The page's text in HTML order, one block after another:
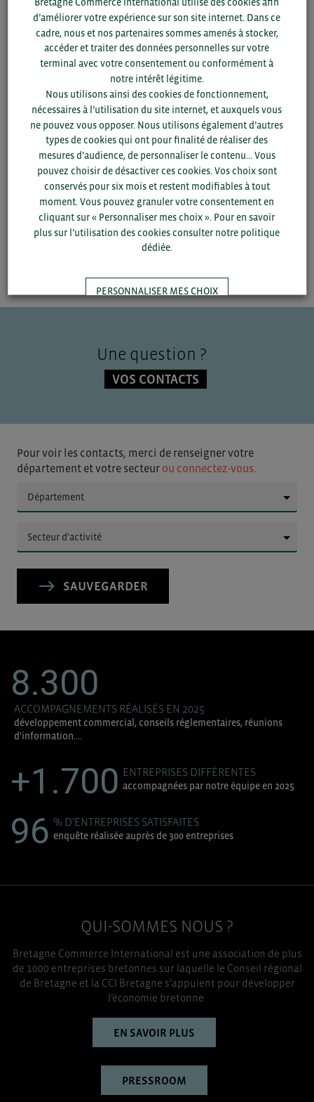
Pour plus d’information, contactez :
Christine MARTINAIS
Chargée de projets réunions d’information
Tél. 02 99 25 04 28
c.martinais@bretagnecommerceinternational.com
Monia BENRAHAL
Conseillère Technique et Réglementaire
Tel. 02 98 98 29 06
m.benrahal@bretagnecommerceinternational.com
ACCÉDEZ À LA PRÉSENTATION SUR BCI INFO
Une question ?
VOS CONTACTS
Pour voir les contacts, merci de renseigner votre
département et votre secteur ou connectez-vous.
SAUVEGARDER
8.300
ACCOMPAGNEMENTS RÉALISÉS EN 2025
développement commercial, conseils réglementaires, réunions
d'information....
+1.700 ENTREPRISES DIFFÉRENTES
accompagnées par notre équipe en 2025
96 % D'ENTREPRISES SATISFAITES
enquête réalisée auprès de 300 entreprises
QUI-SOMMES NOUS ?
Bretagne Commerce International est une association de plus
de 1000 entreprises bretonnes sur laquelle le Conseil régional
de Bretagne et la CCI Bretagne s’appuient pour développer
l’économie bretonne.
EN SAVOIR PLUS
PRESSROOM
d’améliorer votre expérience sur son site internet. Dans ce
cadre, nous et nos partenaires sommes amenés à stocker,
accéder et traiter des données personnelles sur votre
terminal avec votre consentement ou conformément à
notre intérêt légitime.
Nous utilisons ainsi des cookies de fonctionnement,
nécessaires à l’utilisation du site internet, et auxquels vous
ne pouvez vous opposer. Nous utilisons également d’autres
types de cookies qui ont pour finalité de réaliser des
mesures d’audience, de personnaliser le contenu... Vous
pouvez choisir de désactiver ces cookies. Vos choix sont
conservés pour six mois et restent modifiables à tout
moment. Vous pouvez granuler votre consentement en
cliquant sur « Personnaliser mes choix ». Pour en savoir
plus sur l’utilisation des cookies consulter notre politique
dédiée.
PERSONNALISER MES CHOIX